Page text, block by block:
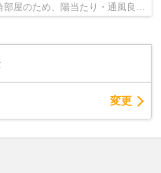
屋のため、陽当たり・通風良好
津第二小学...
変更